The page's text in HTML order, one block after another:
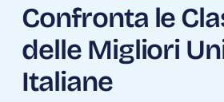
Confronta le
delle Migliori
Italiane